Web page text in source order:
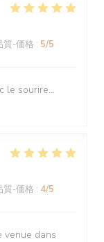
質-価格 : 5/5
le sourire...
質-価格 : 4/5
venue dans